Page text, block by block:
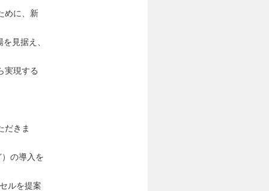
めに、新
見据え、
実現する
だきま
の導入を
ルを提案